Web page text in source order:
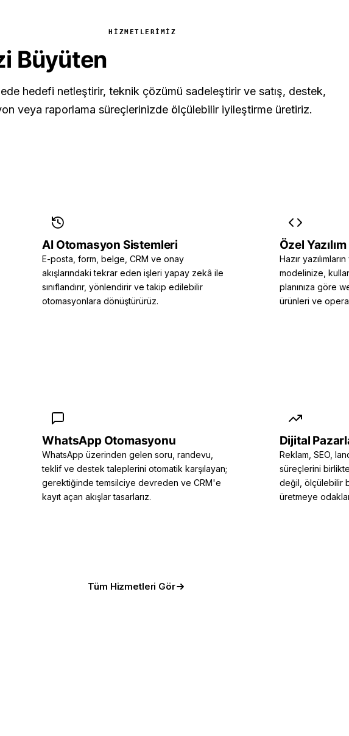
HIZMETLERIMIZ
Büyüten
hedefi netleştirir, teknik çözümü sadeleştirir ve satış, destek,
veya raporlama süreçlerinizde ölçülebilir iyileştirme üretiriz.
AI Otomasyon Sistemleri
E-posta, form, belge, CRM ve onay
akışlarındaki tekrar eden işleri yapay zekâ ile
sınıflandırır, yönlendirir ve takip edilebilir
otomasyonlara dönüştürürüz.
Özel
Hazır
modelinize,
planınıza göre
ürünleri ve
WhatsApp Otomasyonu
WhatsApp üzerinden gelen soru, randevu,
teklif ve destek taleplerini otomatik karşılayan;
gerektiğinde temsilciye devreden ve CRM'e
kayıt açan akışlar tasarlarız.
Dijital
Reklam, SEO,
süreçlerini
değil, ölçülebilir
üretmeye
Tüm Hizmetleri Gör